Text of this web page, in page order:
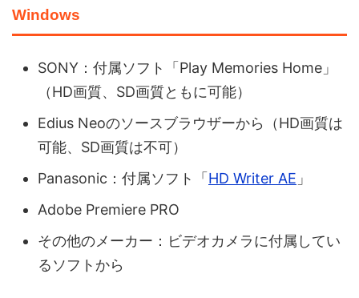
Windows
SONY：付属ソフト「Play Memories Home」
（HD画質、SD画質ともに可能）
Edius Neoのソースブラウザーから（HD画質は
可能、SD画質は不可）
Panasonic：付属ソフト「HD Writer AE 」
Adobe Premiere PRO
その他のメーカー：ビデオカメラに付属してい
るソフトから